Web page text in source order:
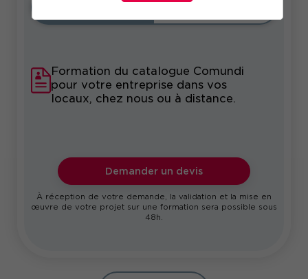
Formation du catalogue Comundi
pour votre entreprise dans vos
locaux, chez nous ou à distance.
Demander un devis
À réception de votre demande, la validation et la mise en
œuvre de votre projet sur une formation sera possible sous
48h.